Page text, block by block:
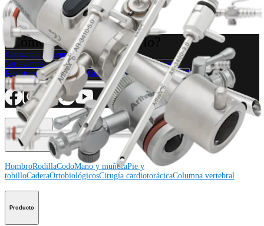
Producto
¿Cómo podemos ayudarlo?
Contacte a un representante
Ver eventos, laboratorios y oportunidades educativas
Regístrese para recibir: ¿Qué hay de nuevo en Arthrex?
Conéctese con nosotros
Procedimiento
HombroRodillaCodoMano y muñecaPie y
tobilloCaderaOrtobiológicosCirugía cardiotorácicaColumna vertebral
Producto